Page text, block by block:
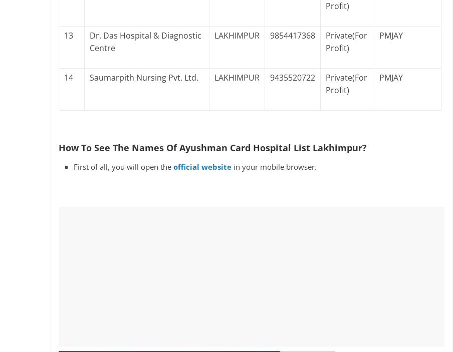
Profit)
13
Dr. Das Hospital & Diagnostic
Centre
LAKHIMPUR 9854417368
Private(For
Profit)
PMJAY
14 Saumarpith Nursing Pvt. Ltd. LAKHIMPUR 9435520722
Private(For
Profit)
PMJAY
How To See The Names Of Ayushman Card Hospital List Lakhimpur?
First of all, you will open the official website in your mobile browser.